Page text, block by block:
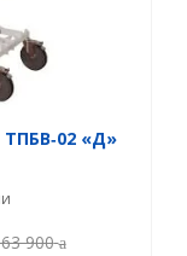
«Д»
900